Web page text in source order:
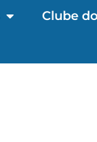
Clube